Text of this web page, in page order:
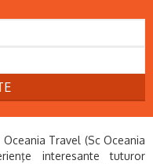
Oceania Travel (Sc Oceania
interesante tuturor